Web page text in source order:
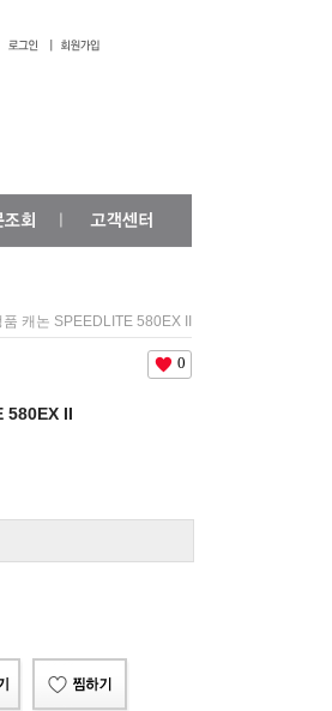
캐논 SPEEDLITE 580EX II
0
580EX II